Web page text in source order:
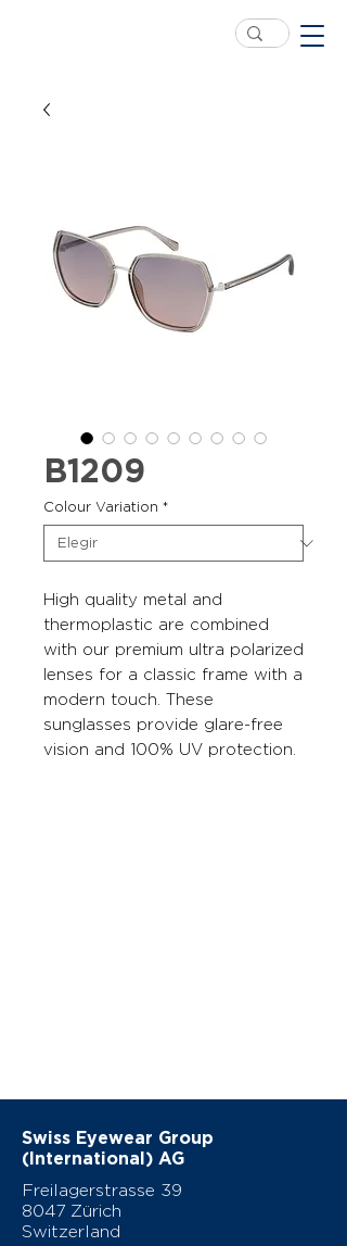
B1209
Colour Variation *
High quality metal and
thermoplastic are combined
with our premium ultra polarized
lenses for a classic frame with a
modern touch. These
sunglasses provide glare-free
vision and 100% UV protection.
Swiss Eyewear Group
(International) AG
Freilagerstrasse 39
8047 Zürich
Switzerland